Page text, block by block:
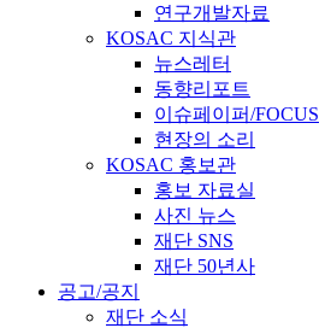
연구개발자료
KOSAC 지식관
뉴스레터
동향리포트
이슈페이퍼/FOCUS
현장의 소리
KOSAC 홍보관
홍보 자료실
사진 뉴스
재단 SNS
재단 50년사
공고/공지
재단 소식